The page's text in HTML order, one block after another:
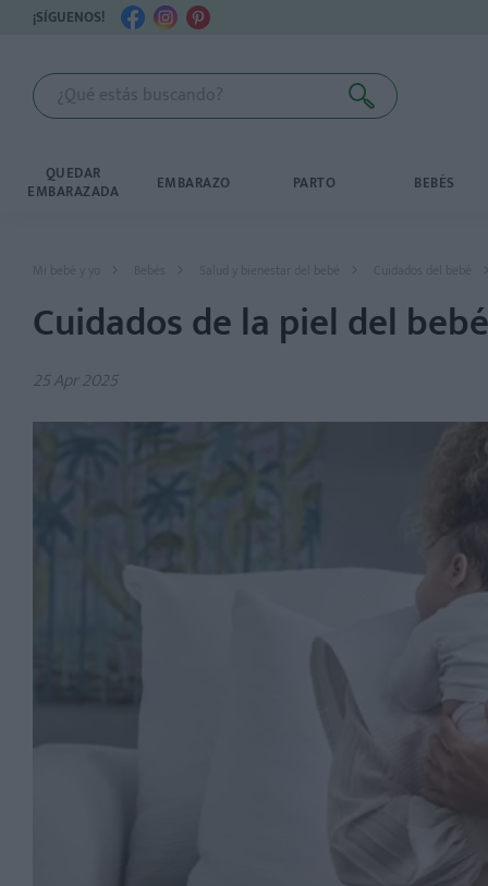
¡SÍGUENOS!
QUEDAR
EMBARAZADA EMBARAZO PARTO BEBÉS
Mi bebé y yo Bebés Salud y bienestar del bebé
Cuidados de la piel del bebé
25 Apr 2025